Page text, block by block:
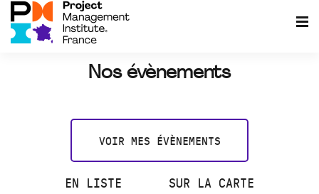
Nos évènements
VOIR MES ÉVÈNEMENTS
EN LISTE
SUR LA CARTE